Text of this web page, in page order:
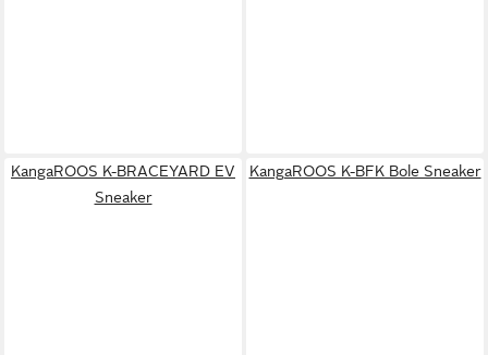
KangaROOS K-BRACEYARD EV
Sneaker
KangaROOS K-BFK Bole Sneaker